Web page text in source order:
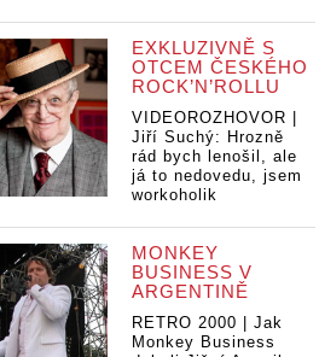
Bill
LIVE: Divokej Bill
oslavil dvacet
let, vyprodaná
aplaudovala
vestoje
EXKLUZIVNĚ S
OTCEM ČESKÉHO
ROCK’N’ROLLU
VIDEOROZHOVOR |
Jiří Suchý: Hrozně
rád bych lenošil, ale
já to nedovedu, jsem
workoholik
MONKEY
BUSINESS V
ARGENTINĚ
RETRO 2000 | Jak
Monkey Business